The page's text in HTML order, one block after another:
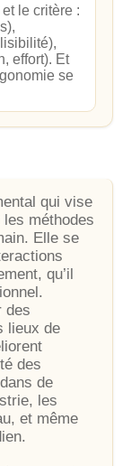
le critère :
effort). Et
se
qui vise
méthodes
Elle se
qu’il
des
lieux de
des
de
les
et même